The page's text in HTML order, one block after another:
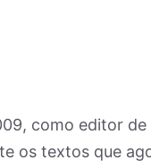
como editor de
os textos que